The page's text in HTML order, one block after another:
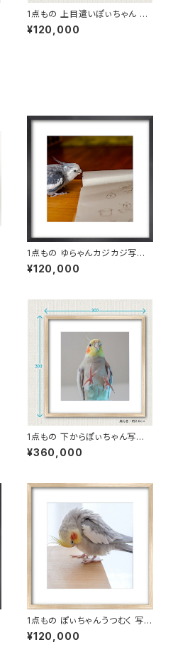
1点もの 上目遣いぽぃちゃん 写
真［額装］額＋マット付 【B_0012
p】
¥120,000
1点もの ゆらゃんカジカジ写真
［額装］額＋マット付 【M_0018
y】
¥120,000
1点もの 下からぽぃちゃん写真
［額装］額＋マット付 【S_0001
p】
¥360,000
1点もの ぽぃちゃんうつむく 写真
［額装］額＋マット付 【M_0002
p】
¥120,000